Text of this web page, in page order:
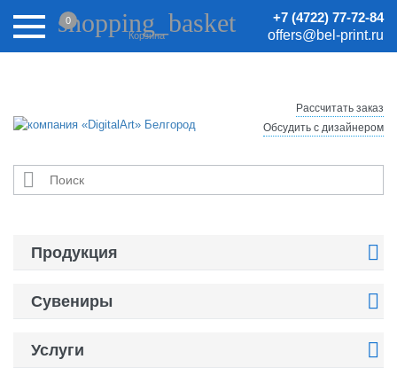
Внимание! Цены на сайте могут быть неактуальными.
Актуальные цены уточняйте у менеджеров.
+7 (4722) 77-72-84
offers@bel-print.ru
shopping_basket
Корзина
0

Рассчитать заказ
Обсудить с дизайнером
Продукция 
Сувениры 
Услуги 